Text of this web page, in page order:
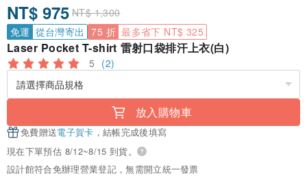
NT$ 975 NT$ 1,300
免運 從台灣寄出 75 折 最多省下 NT$ 325
Laser Pocket T-shirt 雷射口袋排汗上衣(白)
5 (2)
放入購物車
免費贈送電子賀卡 ，結帳完成後填寫
現在下單預估 8/12~8/15 到貨。
設計館符合免辦理營業登記，無需開立統一發票